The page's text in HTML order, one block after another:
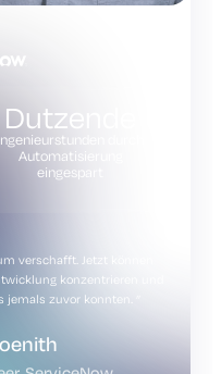
Dutzende
durch
Automatisierung
eingespart
verschafft. Jetzt können
konzentrieren und
jemals zuvor konnten.